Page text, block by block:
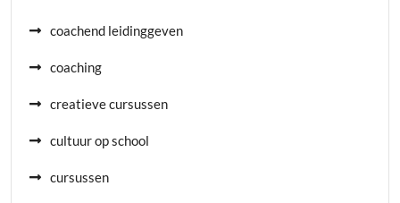
coachend leidinggeven
coaching
creatieve cursussen
cultuur op school
cursussen